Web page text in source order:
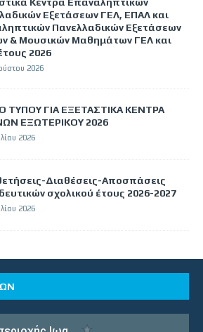
Εξετάσεων ΓΕΛ, ΕΠΑΛ και
Πανελλαδικών Εξετάσεων
& Μουσικών Μαθημάτων ΓΕΛ και
2026
2026
ΤΥΠΟΥ ΓΙΑ ΕΞΕΤΑΣΤΙΚΑ ΚΕΝΤΡΑ
ΕΞΩΤΕΡΙΚΟΥ 2026
2026
Διαθέσεις-Αποσπάσεις
σχολικού έτους 2026-2027
2026